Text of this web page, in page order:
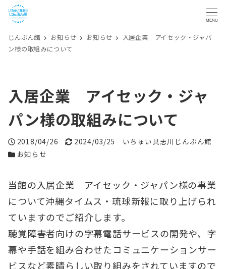
MENU
じんぶん館 お知らせ お知らせ
入居企業 アイセック・ジャパ
ン様の取組みについて
入居企業 アイセック・ジャ
パン様の取組みについて
投稿日
2018/04/26 更新日
2024/03/25 著者
いちゅい具志川じんぶん館
カテゴリー
お知らせ
当館の入居企業 アイセック・ジャパン様の事業
について沖縄タイムス・琉球新報に取り上げられ
ていますのでご紹介します。
聴覚障害者向けの字幕電話サービスの開発や、字
幕や手話を組み合わせたコミュニケーションサー
ビスなど素晴らしい取り組みをされていますので